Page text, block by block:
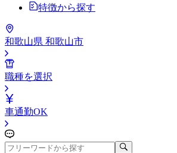
特徴から探す
和歌山県 和歌山市
職種を選択
車通勤OK